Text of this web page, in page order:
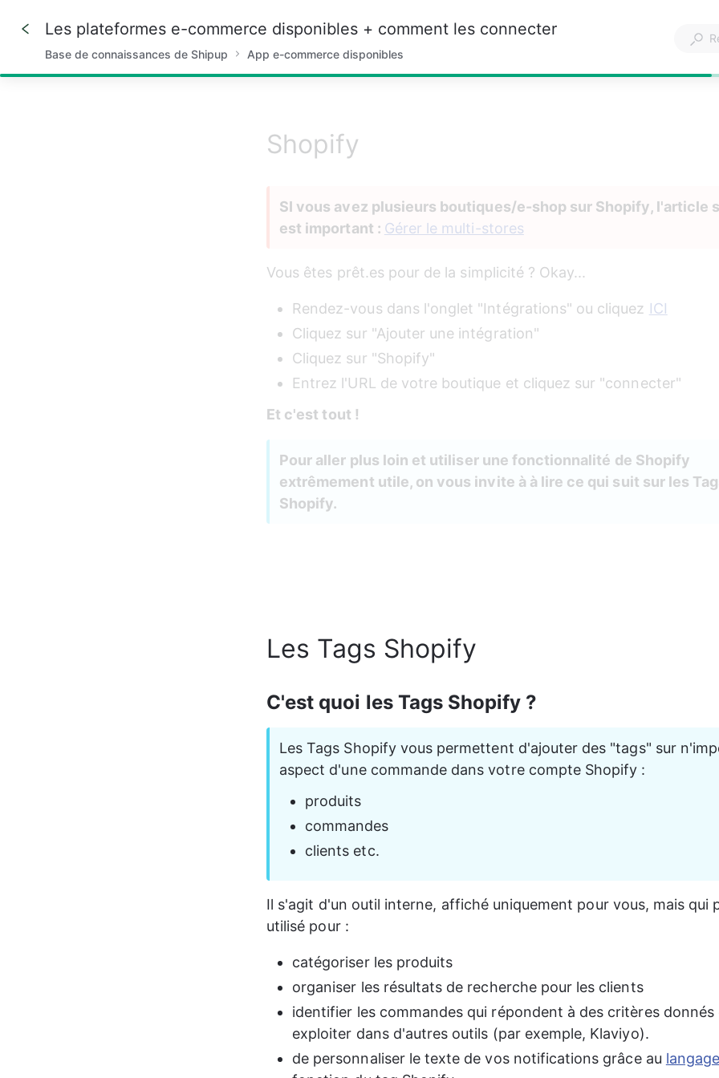
66%
Les plateformes e-commerce disponibles + comment les connecter
Base de connaissances de Shipup App e-commerce disponibles
Shopify
SI vous avez plusieurs boutiques/e-shop sur Shopify, l'article
est important : Gérer le multi-stores
Vous êtes prêt.es pour de la simplicité ? Okay...
Rendez-vous dans l'onglet "Intégrations" ou cliquez ICI
Cliquez sur "Ajouter une intégration"
Cliquez sur "Shopify"
Entrez l'URL de votre boutique et cliquez sur "connecter"
Et c'est tout !
Pour aller plus loin et utiliser une fonctionnalité de Shopify
extrêmement utile, on vous invite à à lire ce qui suit sur les
Shopify.
Les Tags Shopify
C'est quoi les Tags Shopify ?
Les Tags Shopify vous permettent d'ajouter des "tags" sur
aspect d'une commande dans votre compte Shopify :
produits
commandes
clients etc.
Il s'agit d'un outil interne, affiché uniquement pour vous, mais qui
utilisé pour :
catégoriser les produits
organiser les résultats de recherche pour les clients
identifier les commandes qui répondent à des critères
exploiter dans d'autres outils (par exemple, Klaviyo).
de personnaliser le texte de vos notifications grâce au